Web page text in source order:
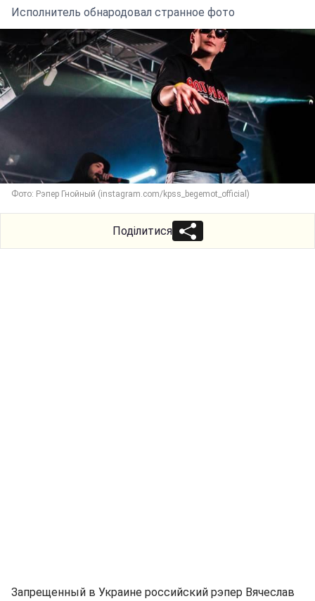
Исполнитель обнародовал странное фото
Фото: Рэпер Гнойный (instagram.com/kpss_begemot_official)
Поділитися
Запрещенный в Украине российский рэпер Вячеслав